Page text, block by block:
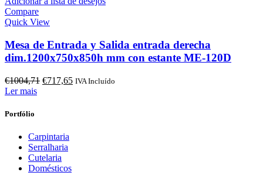
Compare
Quick View
Mesa de Entrada y Salida entrada derecha
dim.1200x750x850h mm con estante ME-120D
€1004,71 O
€717,65OIVA Incluído
Ler mais
Portfólio
Carpintaria
Serralharia
Cutelaria
Domésticos